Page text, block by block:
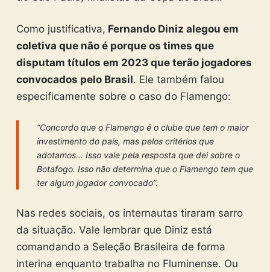
Como justificativa, Fernando Diniz alegou em
coletiva que não é porque os times que
disputam títulos em 2023 que terão jogadores
convocados pelo Brasil. Ele também falou
especificamente sobre o caso do Flamengo:
“Concordo que o Flamengo é o clube que tem o maior
investimento do país, mas pelos critérios que
adotamos… Isso vale pela resposta que dei sobre o
Botafogo. Isso não determina que o Flamengo tem que
ter algum jogador convocado”.
Nas redes sociais, os internautas tiraram sarro
da situação. Vale lembrar que Diniz está
comandando a Seleção Brasileira de forma
interina enquanto trabalha no Fluminense. Ou